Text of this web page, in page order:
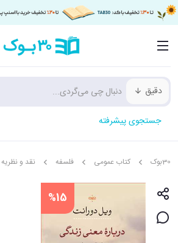
دقیق
جستجوی پیشرفته
30بوک کتاب عمومی فلسفه نقد و نظریه
%15